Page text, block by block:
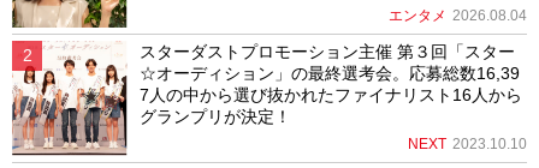
エンタメ 2026.08.04
スターダストプロモーション主催 第３回「スター
☆オーディション」の最終選考会。応募総数16,39
7人の中から選び抜かれたファイナリスト16人から
グランプリが決定！
NEXT 2023.10.10